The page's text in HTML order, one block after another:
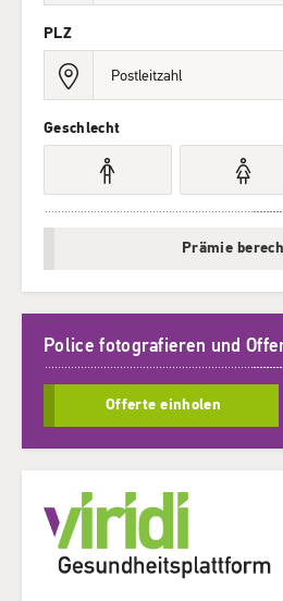
PLZ
Geschlecht
Prämie
Police fotografieren und
Offerte einholen